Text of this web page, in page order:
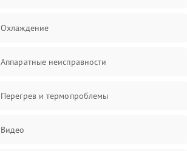
Охлаждение
Аппаратные неисправности
Перегрев и термопроблемы
Видео